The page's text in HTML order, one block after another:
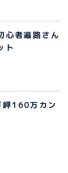
心者遍路さん
ト
岬160万カン